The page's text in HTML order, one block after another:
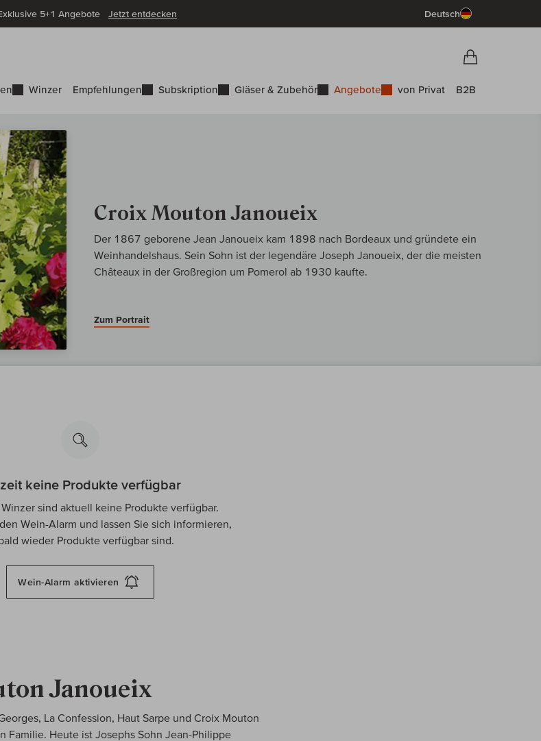
5+1 Angebote Jetzt entdecken Deutsch
Winzer Empfehlungen Subskription Gläser & Zubehör Angebote von Privat B2B
Croix Mouton Janoueix
Der 1867 geborene Jean Janoueix kam 1898 nach Bordeaux und gründete ein
Weinhandelshaus. Sein Sohn ist der legendäre Joseph Janoueix, der die meisten
Châteaux in der Großregion um Pomerol ab 1930 kaufte.
Zum Portrait
keine Produkte verfügbar
sind aktuell keine Produkte verfügbar.
Wein-Alarm und lassen Sie sich informieren,
wieder Produkte verfügbar sind.
Wein-Alarm aktivieren
Janoueix
La Confession, Haut Sarpe und Croix Mouton
Familie. Heute ist Josephs Sohn Jean-Philippe